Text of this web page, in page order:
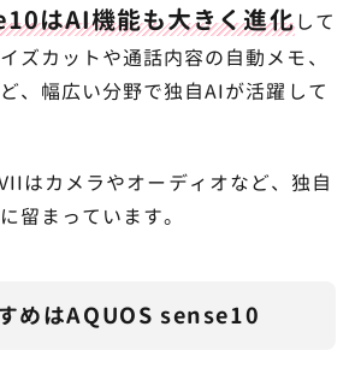
はAI機能も大きく進化して
ズカットや通話内容の自動メモ、
、幅広い分野で独自AIが活躍して
はカメラやオーディオなど、独自
留まっています。
めはAQUOS sense10